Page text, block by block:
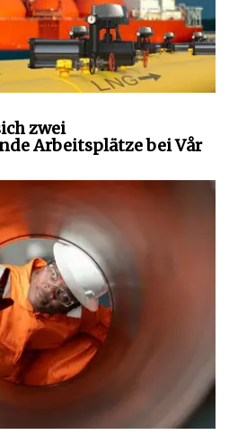
zwei
Arbeitsplätze bei Vår